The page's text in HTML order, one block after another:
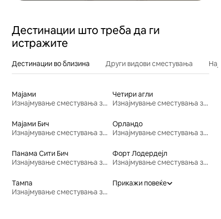
Дестинации што треба да ги
истражите
Дестинации во близина Други видови сместувања
Мајами
Изнајмување сместувања за одмор
Четири агли
Изнајмување сместувања за одмор
Мајами Бич
Изнајмување сместувања за одмор
Орландо
Изнајмување сместувања за одмор
Панама Сити Бич
Изнајмување сместувања за одмор
Форт Лодердејл
Изнајмување сместувања за одмор
Тампа
Изнајмување сместувања за одмор
Прикажи повеќе